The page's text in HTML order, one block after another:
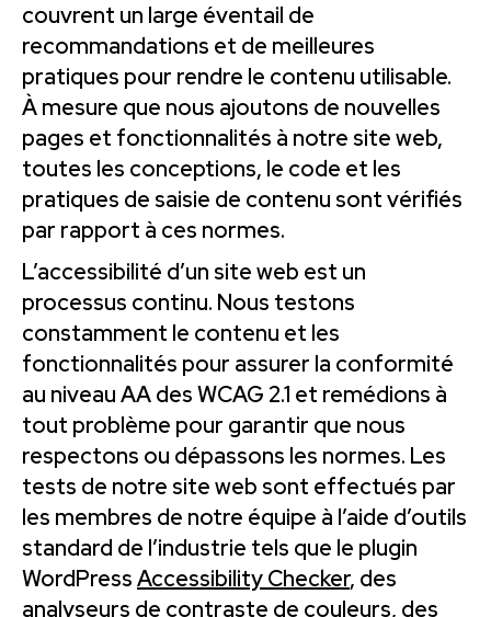
couvrent un large éventail de
recommandations et de meilleures
pratiques pour rendre le contenu utilisable.
À mesure que nous ajoutons de nouvelles
pages et fonctionnalités à notre site web,
toutes les conceptions, le code et les
pratiques de saisie de contenu sont vérifiés
par rapport à ces normes.
L’accessibilité d’un site web est un
processus continu. Nous testons
constamment le contenu et les
fonctionnalités pour assurer la conformité
au niveau AA des WCAG 2.1 et remédions à
tout problème pour garantir que nous
respectons ou dépassons les normes. Les
tests de notre site web sont effectués par
les membres de notre équipe à l’aide d’outils
standard de l’industrie tels que le plugin
WordPressAccessibility Checker, des
analyseurs de contraste de couleurs, des